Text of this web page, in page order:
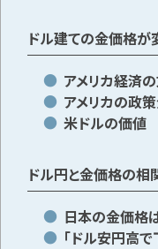
ドル建ての金価格が
アメリカ経済
アメリカの政
米ドルの価値
ドル円と金価格の相
日本の金価格
「ドル安円高で